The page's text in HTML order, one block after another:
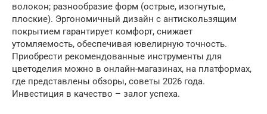
волокон; разнообразие форм (острые, изогнутые,
плоские). Эргономичный дизайн с антискользящим
покрытием гарантирует комфорт, снижает
утомляемость, обеспечивая ювелирную точность.
Приобрести рекомендованные инструменты для
цветоделия можно в онлайн-магазинах, на платформах,
где представлены обзоры, советы 2026 года.
Инвестиция в качество – залог успеха.